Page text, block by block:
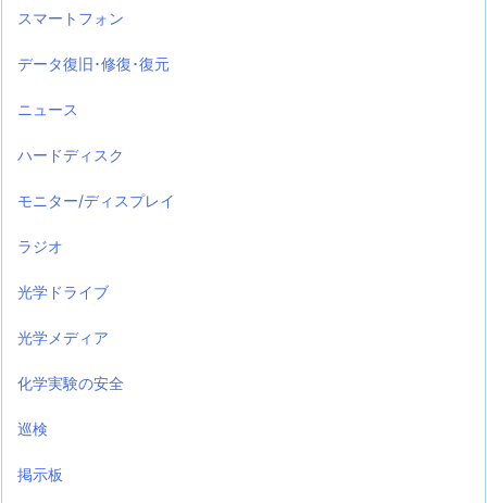
スマートフォン
データ復旧･修復･復元
ニュース
ハードディスク
モニター/ディスプレイ
ラジオ
光学ドライブ
光学メディア
化学実験の安全
巡検
掲示板